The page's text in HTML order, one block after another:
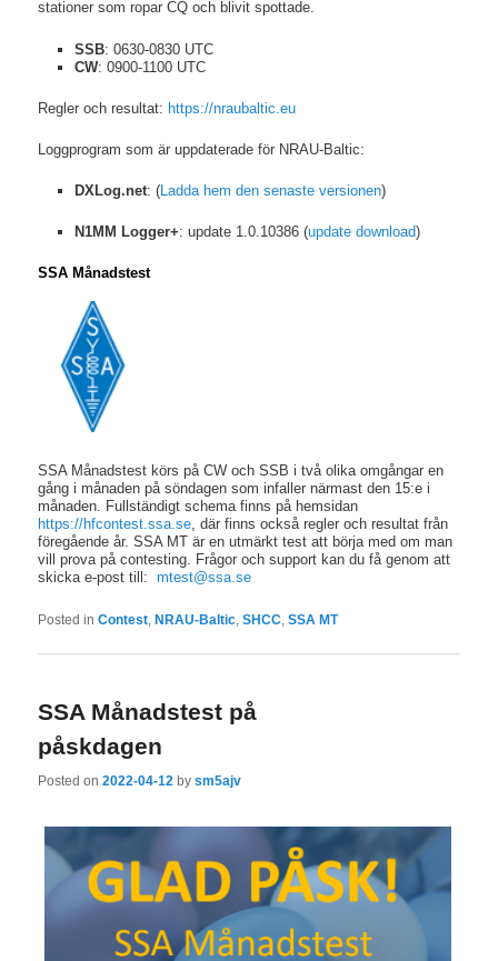
stationer som ropar CQ och blivit spottade.
SSB: 0630-0830 UTC
CW: 0900-1100 UTC
Regler och resultat: https://nraubaltic.eu
Loggprogram som är uppdaterade för NRAU-Baltic:
DXLog.net: (Ladda hem den senaste versionen)
N1MM Logger+: update 1.0.10386 (update download)
SSA Månadstest
SSA Månadstest körs på CW och SSB i två olika omgångar en
gång i månaden på söndagen som infaller närmast den 15:e i
månaden. Fullständigt schema finns på hemsidan
https://hfcontest.ssa.se , där finns också regler och resultat från
föregående år. SSA MT är en utmärkt test att börja med om man
vill prova på contesting. Frågor och support kan du få genom att
skicka e-post till:mtest@ssa.se
Posted in Contest, NRAU-Baltic,SHCC,SSA MT
SSA Månadstest på
påskdagen
Posted on2022-04-12 bysm5ajv